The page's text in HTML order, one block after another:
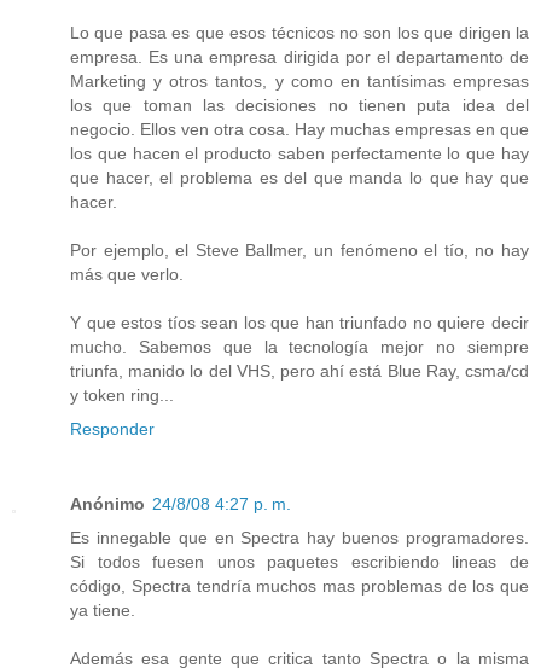
Lo que pasa es que esos técnicos no son los que dirigen la
empresa. Es una empresa dirigida por el departamento de
Marketing y otros tantos, y como en tantísimas empresas
los que toman las decisiones no tienen puta idea del
negocio. Ellos ven otra cosa. Hay muchas empresas en que
los que hacen el producto saben perfectamente lo que hay
que hacer, el problema es del que manda lo que hay que
hacer.
Por ejemplo, el Steve Ballmer, un fenómeno el tío, no hay
más que verlo.
Y que estos tíos sean los que han triunfado no quiere decir
mucho. Sabemos que la tecnología mejor no siempre
triunfa, manido lo del VHS, pero ahí está Blue Ray, csma/cd
y token ring...
Responder
Anónimo 24/8/08 4:27 p. m.
Es innegable que en Spectra hay buenos programadores.
Si todos fuesen unos paquetes escribiendo lineas de
código, Spectra tendría muchos mas problemas de los que
ya tiene.
Además esa gente que critica tanto Spectra o la misma